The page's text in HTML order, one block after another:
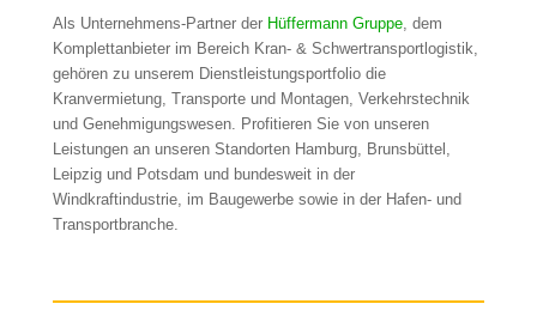
Als Unternehmens-Partner der Hüffermann Gruppe, dem
Komplettanbieter im Bereich Kran- & Schwertransportlogistik,
gehören zu unserem Dienstleistungsportfolio die
Kranvermietung, Transporte und Montagen, Verkehrstechnik
und Genehmigungswesen. Profitieren Sie von unseren
Leistungen an unseren Standorten Hamburg, Brunsbüttel,
Leipzig und Potsdam und bundesweit in der
Windkraftindustrie, im Baugewerbe sowie in der Hafen- und
Transportbranche.